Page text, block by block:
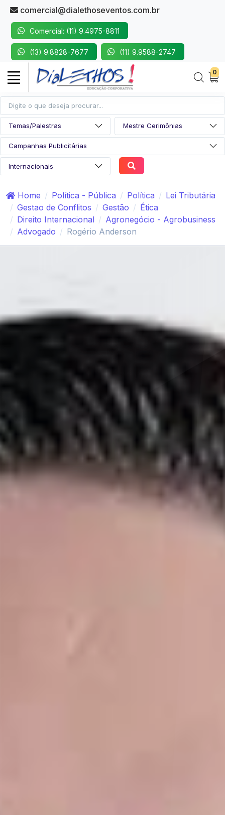
comercial@dialethoseventos.com.br
Comercial: (11) 9.4975-8811
(13) 9.8828-7677 (11) 9.9588-2747
0
Home Política - Pública Política
Lei Tributária
Gestao de Conflitos
Gestão
Ética
Direito Internacional
Agronegócio - Agrobusiness
Advogado
Rogério Anderson